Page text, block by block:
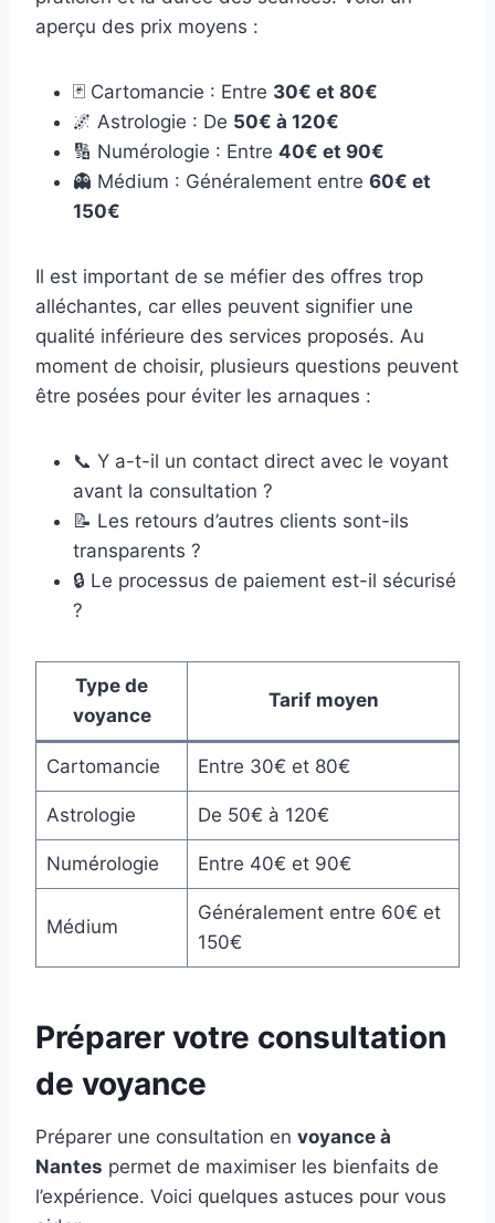
aperçu des prix moyens :
🃏 Cartomancie : Entre 30€ et 80€
🌌 Astrologie : De 50€ à 120€
🔢 Numérologie : Entre 40€ et 90€
👻 Médium : Généralement entre 60€ et
150€
Il est important de se méfier des offres trop
alléchantes, car elles peuvent signifier une
qualité inférieure des services proposés. Au
moment de choisir, plusieurs questions peuvent
être posées pour éviter les arnaques :
📞 Y a-t-il un contact direct avec le voyant
avant la consultation ?
📝 Les retours d’autres clients sont-ils
transparents ?
🔒 Le processus de paiement est-il sécurisé
?
Type de
voyance
Tarif moyen
Cartomancie Entre 30€ et 80€
Astrologie De 50€ à 120€
Numérologie Entre 40€ et 90€
Médium
Généralement entre 60€ et
150€
Préparer votre consultation
de voyance
Préparer une consultation en voyance à
Nantes permet de maximiser les bienfaits de
l’expérience. Voici quelques astuces pour vous